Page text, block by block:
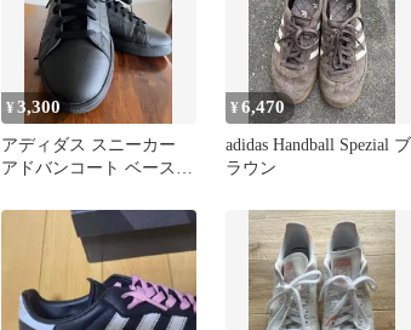
¥3,300
アディダス スニーカー
アドバンコート ベース
¥6,470
adidas Handball Spezial ブ
ラウン